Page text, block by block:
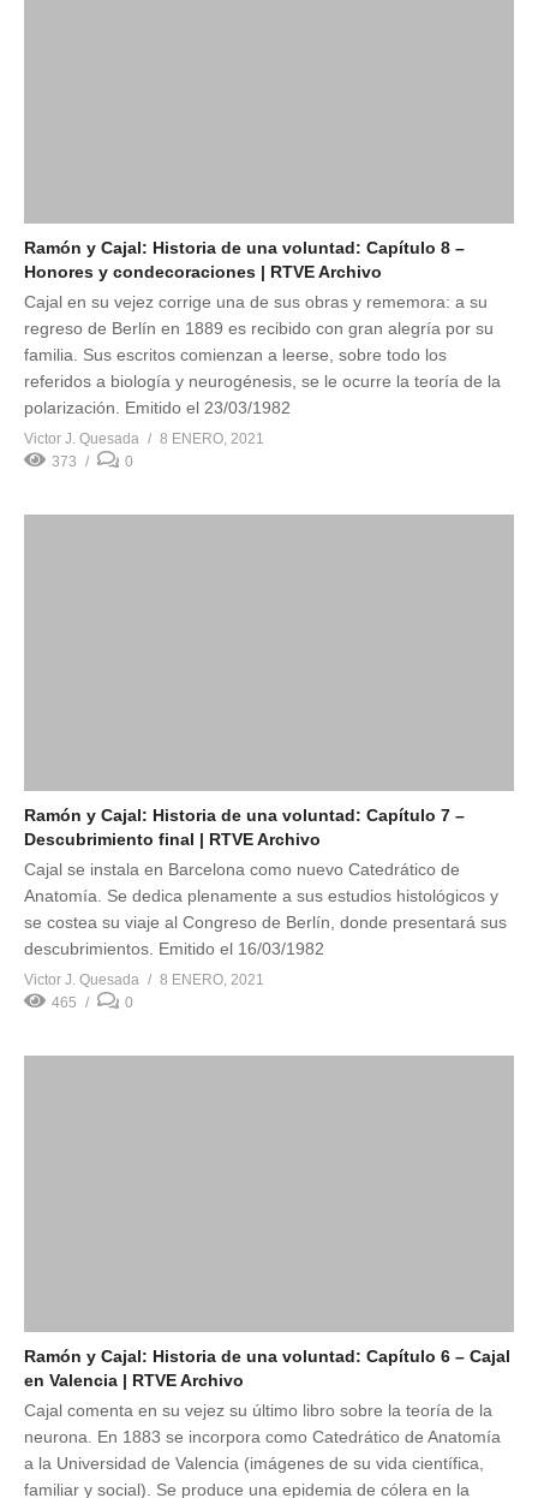
Ramón y Cajal: Historia de una voluntad: Capítulo 8 –
Honores y condecoraciones | RTVE Archivo
Cajal en su vejez corrige una de sus obras y rememora: a su
regreso de Berlín en 1889 es recibido con gran alegría por su
familia. Sus escritos comienzan a leerse, sobre todo los
referidos a biología y neurogénesis, se le ocurre la teoría de la
polarización. Emitido el 23/03/1982
Victor J. Quesada
8 ENERO, 2021
373
0
Ramón y Cajal: Historia de una voluntad: Capítulo 7 –
Descubrimiento final | RTVE Archivo
Cajal se instala en Barcelona como nuevo Catedrático de
Anatomía. Se dedica plenamente a sus estudios histológicos y
se costea su viaje al Congreso de Berlín, donde presentará sus
descubrimientos. Emitido el 16/03/1982
Victor J. Quesada
8 ENERO, 2021
465
0
Ramón y Cajal: Historia de una voluntad: Capítulo 6 – Cajal
en Valencia | RTVE Archivo
Cajal comenta en su vejez su último libro sobre la teoría de la
neurona. En 1883 se incorpora como Catedrático de Anatomía
a la Universidad de Valencia (imágenes de su vida científica,
familiar y social). Se produce una epidemia de cólera en la